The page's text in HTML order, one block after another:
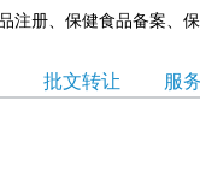
批文转让 服